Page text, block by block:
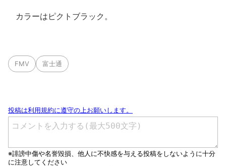
カラーはピクトブラック。
FMV 富士通